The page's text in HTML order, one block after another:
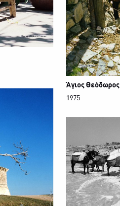
Άγιος Θεόδωρος
1975